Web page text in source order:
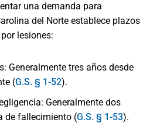
una demanda para
del Norte establece plazos
lesiones:
Generalmente tres años desde
(G.S. § 1-52).
Generalmente dos
de fallecimiento (G.S. § 1-53).